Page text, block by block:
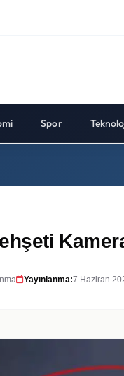
Spor
Yayınlanma:7 Haziran